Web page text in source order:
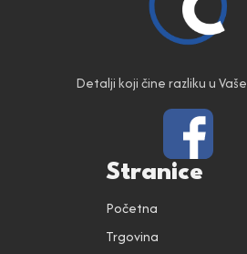
Detalji koji čine razliku u
Stranice
Početna
Trgovina